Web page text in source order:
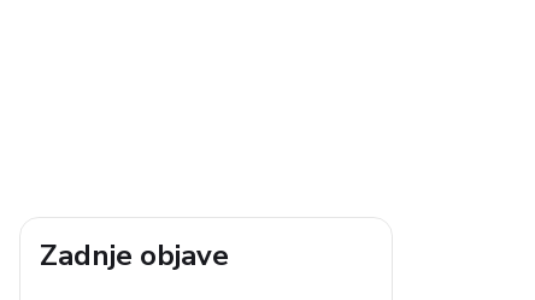
Zadnje objave